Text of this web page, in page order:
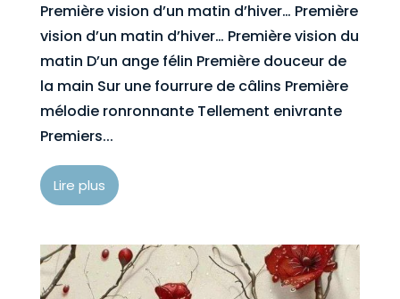
Première vision d’un matin d’hiver… Première
vision d’un matin d’hiver… Première vision du
matin D’un ange félin Première douceur de
la main Sur une fourrure de câlins Première
mélodie ronronnante Tellement enivrante
Premiers...
Lire plus